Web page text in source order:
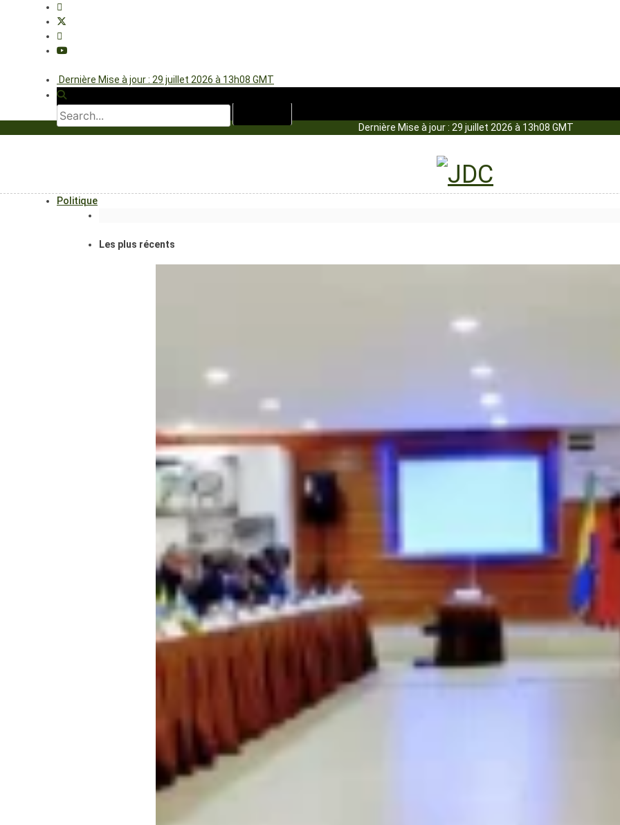
Dernière Mise à jour : 29 juillet 2026 à 13h08 GMT
Dernière Mise à jour : 29 juillet 2026 à 13h08 GMT
Politique
Les plus récents